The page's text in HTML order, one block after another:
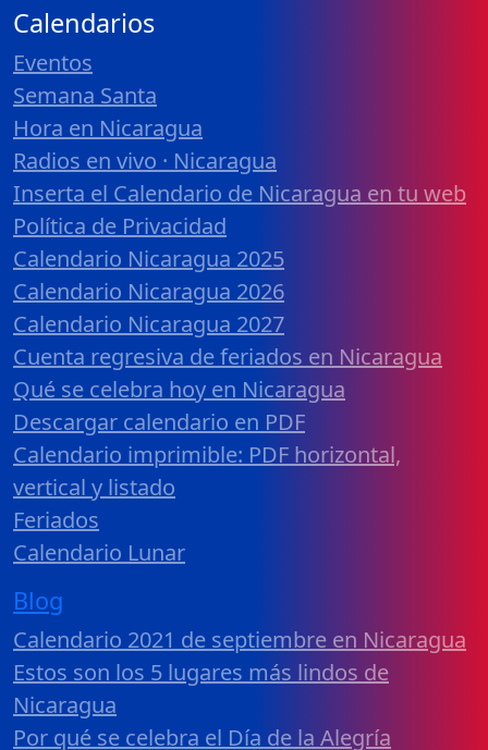
Calendarios
Eventos
Semana Santa
Hora en Nicaragua
Radios en vivo · Nicaragua
Inserta el Calendario de Nicaragua en tu web
Política de Privacidad
Calendario Nicaragua 2025
Calendario Nicaragua 2026
Calendario Nicaragua 2027
Cuenta regresiva de feriados en Nicaragua
Qué se celebra hoy en Nicaragua
Descargar calendario en PDF
Calendario imprimible: PDF horizontal,
vertical y listado
Feriados
Calendario Lunar
Blog
Calendario 2021 de septiembre en Nicaragua
Estos son los 5 lugares más lindos de
Nicaragua
Por qué se celebra el Día de la Alegría